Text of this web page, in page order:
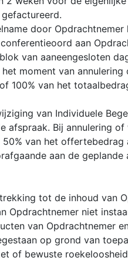
door
aan
van aaneengesloten
moment van
100% van het
van Individuele
afspraak. Bij annulering
van het
aan de
tot de inhoud van
Opdrachtnemer niet
van Opdrachtnemer
op grond van
of bewuste